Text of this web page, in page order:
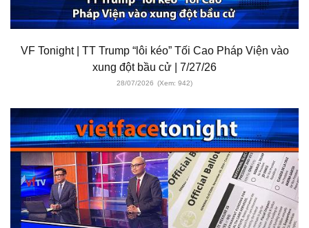
VF Tonight | TT Trump “lôi kéo” Tối Cao Pháp Viện vào
xung đột bầu cử | 7/27/26
28/07/2026 (Xem: 942)